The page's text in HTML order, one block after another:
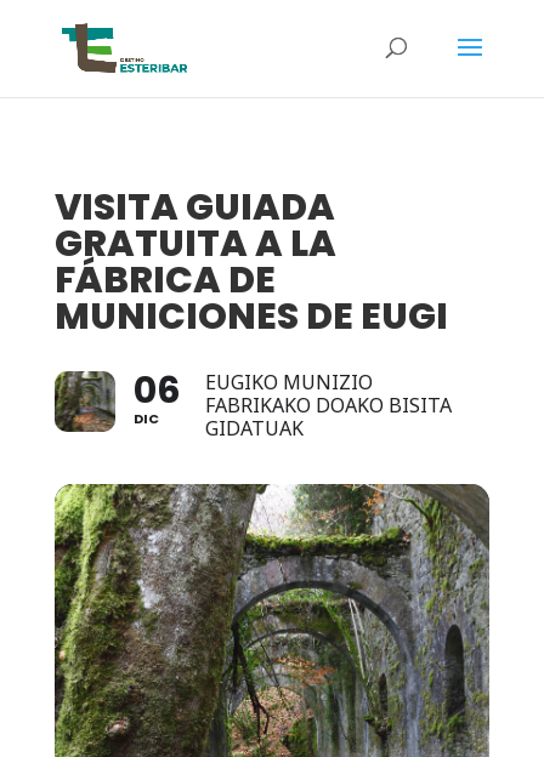
VISITA GUIADA
GRATUITA A LA
FÁBRICA DE
MUNICIONES DE EUGI
06
DIC
EUGIKO MUNIZIO
FABRIKAKO DOAKO BISITA
GIDATUAK